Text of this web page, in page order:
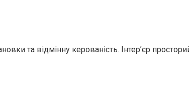
та відмінну керованість. Інтер’єр